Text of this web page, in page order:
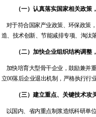
（一）认真落实国家相关政
对于符合国家产业政策、环保政策
造、技术创新、节能减排专项、淘汰
（二）加快企业组织结构调整
加快培育大型骨干企业，鼓励兼并
立00落后企业退出机制，严格执行行
（三）建立重点、关键技术
以国内、省内重点制浆造纸科研单